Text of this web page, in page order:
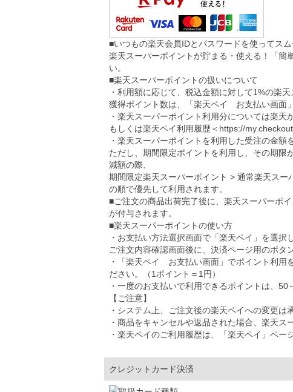
■いつもの楽天会員IDとパスワードを使ってス
楽天スーパーポイントが貯まる・使える！「簡
い。
■楽天スーパーポイントの扱いについて
・利用額に応じて、税込金額に対して1%の楽
獲得ポイント数は、「楽天ペイ お支払い画面
・楽天スーパーポイント利用分については楽天
もしくは楽天ペイ利用履歴＜ https://
・楽天スーパーポイントを利用した受注の金額
ただし、期間限定ポイントを利用し、その期限
減額の際、
期間限定楽天スーパーポイント > 通常楽天ス
の順で優先して利用されます。
■ご注文の商品出荷完了後に、楽天スーパーポ
が付与されます。
■楽天スーパーポイントの使い方
・お支払い方法選択画面で「楽天ペイ」を選択
ご注文内容確認画面後に、決済ページ用のボタ
・「楽天ペイ お支払い画面」でポイント利用
ださい。（1ポイント＝1円）
・一度のお支払いで利用できるポイントは、50
【ご注意】
・システム上、ご注文後の楽天ペイへの変更は
・商品をキャンセルや返品された場合、楽天ス
・楽天ペイのご利用履歴は、「楽天ペイ」ペー
クレジットカード決済